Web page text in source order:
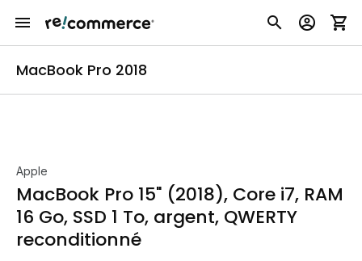
MacBook Pro 2018
Apple
MacBook Pro 15" (2018), Core i7, RAM
16 Go, SSD 1 To, argent, QWERTY
reconditionné